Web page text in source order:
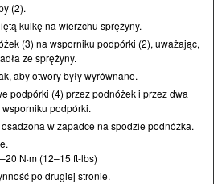
(2).
kulkę na wierzchu sprężyny.
(3) na wsporniku podpórki (2), uważając,
ze sprężyny.
aby otwory były wyrównane.
podpórki (4) przez podnóżek i przez dwa
podpórki.
w zapadce na spodzie podnóżka.
N·m (12–15 ft-lbs)
po drugiej stronie.